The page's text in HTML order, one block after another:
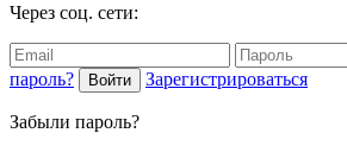
Через соц. сети:
пароль?
Войти Зарегистрироваться
Забыли пароль?